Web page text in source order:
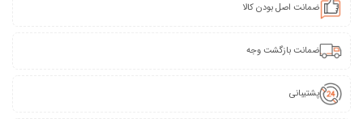
ضمانت اصل بودن کالا
ضمانت بازگشت وجه
پشتیبانی